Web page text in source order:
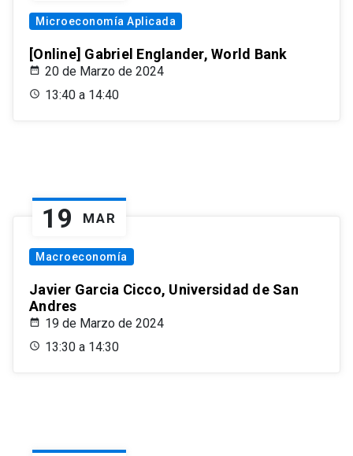
Microeconomía Aplicada
[Online] Gabriel Englander, World Bank
20 de Marzo de 2024
13:40 a 14:40
19 MAR
Macroeconomía
Javier Garcia Cicco, Universidad de San
Andres
19 de Marzo de 2024
13:30 a 14:30